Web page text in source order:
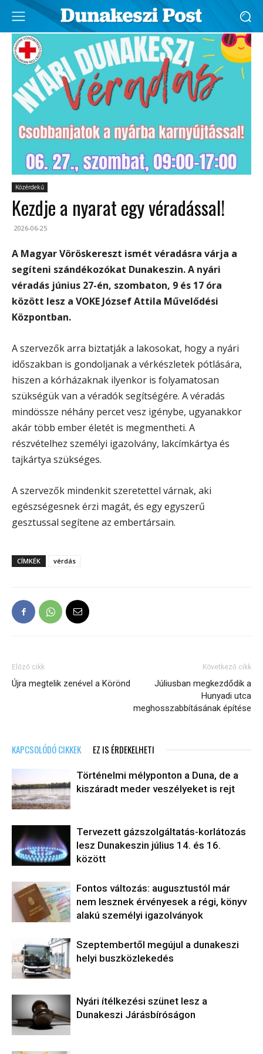
Közérdekű
Kezdje a nyarat egy véradással!
2026-06-25
A Magyar Vöröskereszt ismét véradásra várja a
segíteni szándékozókat Dunakeszin. A nyári
véradás június 27-én, szombaton, 9 és 17 óra
között lesz a VOKE József Attila Művelődési
Központban.
A szervezők arra biztatják a lakosokat, hogy a nyári
időszakban is gondoljanak a vérkészletek pótlására,
hiszen a kórházaknak ilyenkor is folyamatosan
szükségük van a véradók segítségére. A véradás
mindössze néhány percet vesz igénybe, ugyanakkor
akár több ember életét is megmentheti. A
részvételhez személyi igazolvány, lakcímkártya és
tajkártya szükséges.
A szervezők mindenkit szeretettel várnak, aki
egészségesnek érzi magát, és egy egyszerű
gesztussal segítene az embertársain.
CÍMKÉK vérdás
Előző cikk
Újra megtelik zenével a Körönd
Következő cikk
Júliusban megkezdődik a
Hunyadi utca
meghosszabbításának építése
KAPCSOLÓDÓ CIKKEK EZ IS ÉRDEKELHETI
Történelmi mélyponton a Duna, de a
kiszáradt meder veszélyeket is rejt
Tervezett gázszolgáltatás-korlátozás
lesz Dunakeszin július 14. és 16.
között
Fontos változás: augusztustól már
nem lesznek érvényesek a régi, könyv
alakú személyi igazolványok
Szeptembertől megújul a dunakeszi
helyi buszközlekedés
Nyári ítélkezési szünet lesz a
Dunakeszi Járásbíróságon